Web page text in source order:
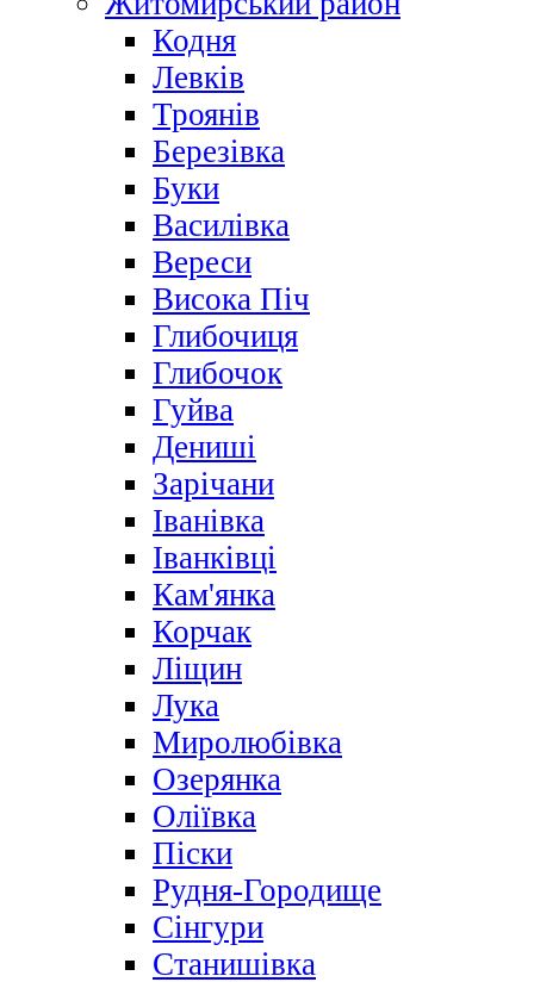
Кодня
Левків
Троянів
Березівка
Буки
Василівка
Вереси
Висока Піч
Глибочиця
Глибочок
Гуйва
Дениші
Зарічани
Іванівка
Іванківці
Кам'янка
Корчак
Ліщин
Лука
Миролюбівка
Озерянка
Оліївка
Піски
Рудня-Городище
Сінгури
Станишівка